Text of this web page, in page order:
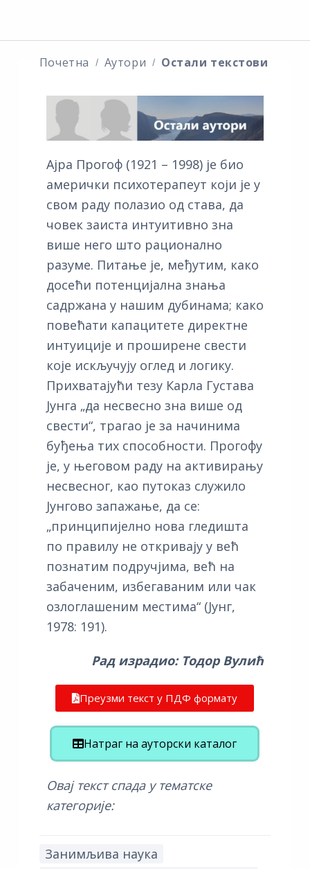
Почетна Аутори Остали текстови
Ајра Прогоф (1921 – 1998) је био
амерички психотерапеут који је у
свом раду полазио од става, да
човек заиста интуитивно зна
више него што рационално
разуме. Питање је, међутим, како
досећи потенцијална знања
садржана у нашим дубинама; како
повећати капацитете директне
интуиције и проширене свести
које искључују оглед и логику.
Прихватајући тезу Карла Густава
Јунга „да несвесно зна више од
свести“, трагао је за начинима
буђења тих способности. Прогофу
је, у његовом раду на активирању
несвесног, као путоказ служило
Јунгово запажање, да се:
„принципијелно нова гледишта
по правилу не откривају у већ
познатим подручјима, већ на
забаченим, избегаваним или чак
озлоглашеним местима“ (Јунг,
1978: 191).
Рад израдио: Тодор Вулић
Преузми текст у ПДФ формату
Натраг на ауторски каталог
Овај текст спада у тематске
категорије:
Занимљива наука